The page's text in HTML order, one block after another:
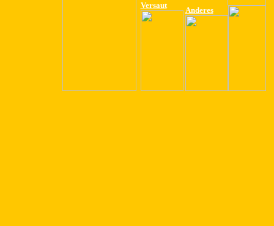
Versaut
Anderes